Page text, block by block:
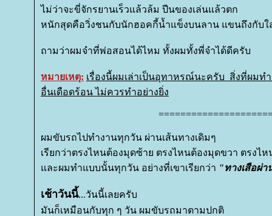
ไม่ว่าจะขี่จักรยานเร็วแล้วล้ม ปีนของเล่นแล้วตก
หนักสุดคือวิ่งชนกับนักฮอคกี้น้ำแข็งบนลาน แขนถึงกับใ
ถามว่าผมจำที่พ่อสอนได้ไหม ทั้งผมทั้งพี่จำได้ดีครับ
หมายเหตุ: เรื่องนี้ผมเล่าเป็นอุทาหรณ์นะครับ สิ่งที่ผมท
อื่นเดือดร้อน ไม่ควรทำอย่างยิ่ง
ผมขับรถไปทำงานทุกวัน ผ่านเส้นทางเดิมๆ
เรียกว่าตรงไหนต้องมุดซ้าย ตรงไหนต้องมุดขวา ตรงไ
ละผมทำแบบนั้นทุกวัน อย่างที่เขาเรียกว่า "ทางเสือผ่า
เช้าวันนี้...วันนี้เลยครับ
มันก็เหมือนกับทุก ๆ วัน ผมขับรถมาตามปกติ